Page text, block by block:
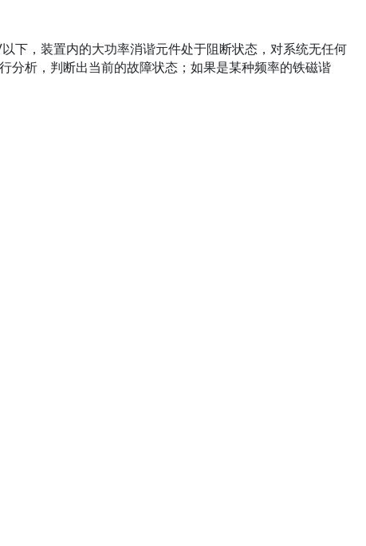
下，装置内的大功率消谐元件处于阻断状态，对系统无任何
分析，判断出当前的故障状态；如果是某种频率的铁磁谐